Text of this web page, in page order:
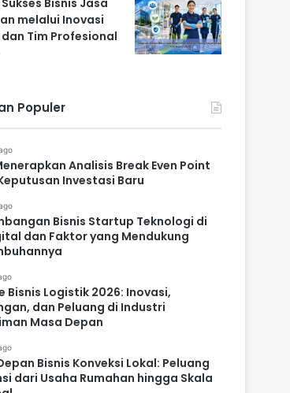
Bisnis Jasa
melalui Inovasi
Tim Profesional
Populer
Analisis Break Even Point
Investasi Baru
Bisnis Startup Teknologi di
dan Faktor yang Mendukung
Bisnis Logistik 2026: Inovasi,
dan Peluang di Industri
Masa Depan
Bisnis Konveksi Lokal: Peluang
dari Usaha Rumahan hingga Skala